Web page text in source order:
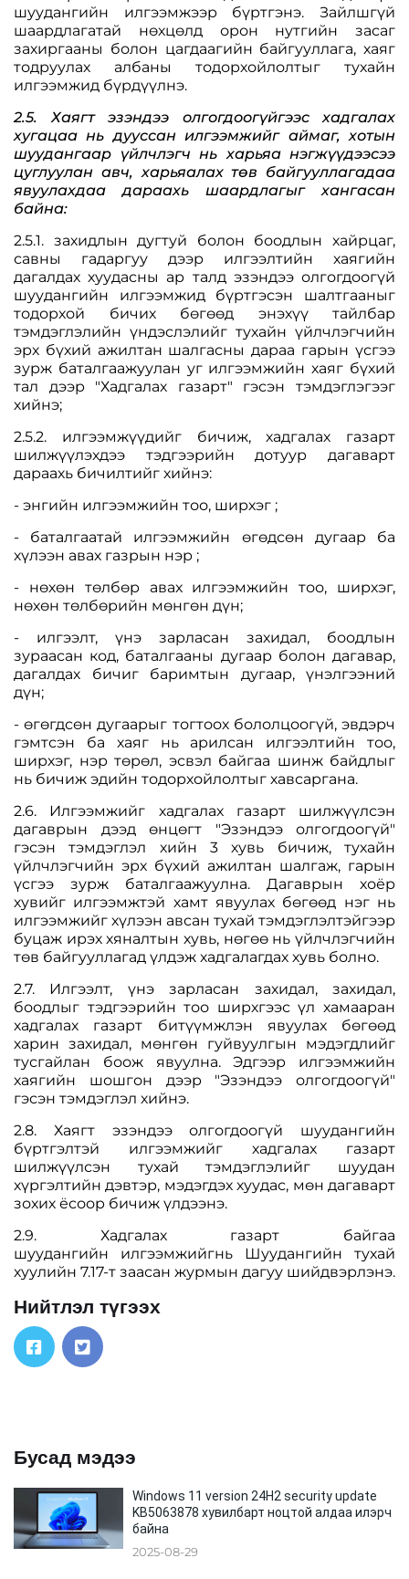
шуудангийн илгээмжээр бүртгэнэ. Зайлшгүй
шаардлагатай нөхцөлд орон нутгийн засаг
захиргааны болон цагдаагийн байгууллага, хаяг
тодруулах албаны тодорхойлолтыг тухайн
илгээмжид бүрдүүлнэ.
2.5. Хаягт эзэндээ олгогдоогүйгээс хадгалах
хугацаа нь дууссан илгээмжийг аймаг, хотын
шуудангаар үйлчлэгч нь харьяа нэгжүүдээсээ
цуглуулан авч, харьяалах төв байгууллагадаа
явуулахдаа дараахь шаардлагыг хангасан
байна:
2.5.1. захидлын дугтуй болон боодлын хайрцаг,
савны гадаргуу дээр илгээлтийн хаягийн
дагалдах хуудасны ар талд эзэндээ олгогдоогүй
шуудангийн илгээмжид бүртгэсэн шалтгааныг
тодорхой бичих бөгөөд энэхүү тайлбар
тэмдэглэлийн үндэслэлийг тухайн үйлчлэгчийн
эрх бүхий ажилтан шалгасны дараа гарын үсгээ
зурж баталгаажуулан уг илгээмжийн хаяг бүхий
тал дээр "Хадгалах газарт" гэсэн тэмдэглэгээг
хийнэ;
2.5.2. илгээмжүүдийг бичиж, хадгалах газарт
шилжүүлэхдээ тэдгээрийн дотуур дагаварт
дараахь бичилтийг хийнэ:
- энгийн илгээмжийн тоо, ширхэг ;
- баталгаатай илгээмжийн өгөдсөн дугаар ба
хүлээн авах газрын нэр ;
- нөхөн төлбөр авах илгээмжийн тоо, ширхэг,
нөхөн төлбөрийн мөнгөн дүн;
- илгээлт, үнэ зарласан захидал, боодлын
зураасан код, баталгааны дугаар болон дагавар,
дагалдах бичиг баримтын дугаар, үнэлгээний
дүн;
- өгөгдсөн дугаарыг тогтоох бололцоогүй, эвдэрч
гэмтсэн ба хаяг нь арилсан илгээлтийн тоо,
ширхэг, нэр төрөл, эсвэл байгаа шинж байдлыг
нь бичиж эдийн тодорхойлолтыг хавсаргана.
2.6. Илгээмжийг хадгалах газарт шилжүүлсэн
дагаврын дээд өнцөгт "Эзэндээ олгогдоогүй"
гэсэн тэмдэглэл хийн 3 хувь бичиж, тухайн
үйлчлэгчийн эрх бүхий ажилтан шалгаж, гарын
үсгээ зурж баталгаажуулна. Дагаврын хоёр
хувийг илгээмжтэй хамт явуулах бөгөөд нэг нь
илгээмжийг хүлээн авсан тухай тэмдэглэлтэйгээр
буцаж ирэх хяналтын хувь, нөгөө нь үйлчлэгчийн
төв байгууллагад үлдэж хадгалагдах хувь болно.
2.7. Илгээлт, үнэ зарласан захидал, захидал,
боодлыг тэдгээрийн тоо ширхгээс үл хамааран
хадгалах газарт битүүмжлэн явуулах бөгөөд
харин захидал, мөнгөн гуйвуулгын мэдэгдлийг
тусгайлан боож явуулна. Эдгээр илгээмжийн
хаягийн шошгон дээр "Эзэндээ олгогдоогүй"
гэсэн тэмдэглэл хийнэ.
2.8. Хаягт эзэндээ олгогдоогүй шуудангийн
бүртгэлтэй илгээмжийг хадгалах газарт
шилжүүлсэн тухай тэмдэглэлийг шуудан
хүргэлтийн дэвтэр, мэдэгдэх хуудас, мөн дагаварт
зохих ёсоор бичиж үлдээнэ.
2.9. Хадгалах газарт байгаа
шуудангийн илгээмжийгнь Шуудангийн тухай
хуулийн 7.17-т заасан журмын дагуу шийдвэрлэнэ.
Нийтлэл түгээх
Бусад мэдээ
Windows 11 version 24H2 security update
KB5063878 хувилбарт ноцтой алдаа илэрч
байна
2025-08-29